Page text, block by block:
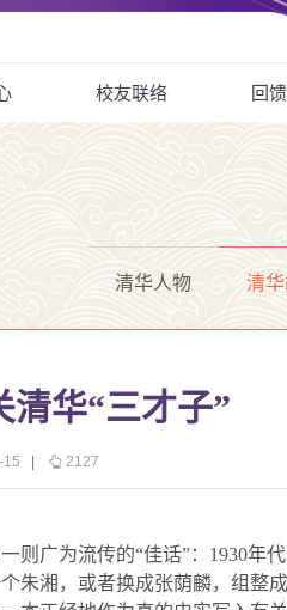
校友联络 回
清华人物 清
清华“三才子”
15 2127
则广为流传的“佳话”： 1930年
朱湘，或者换成张荫麟，组整